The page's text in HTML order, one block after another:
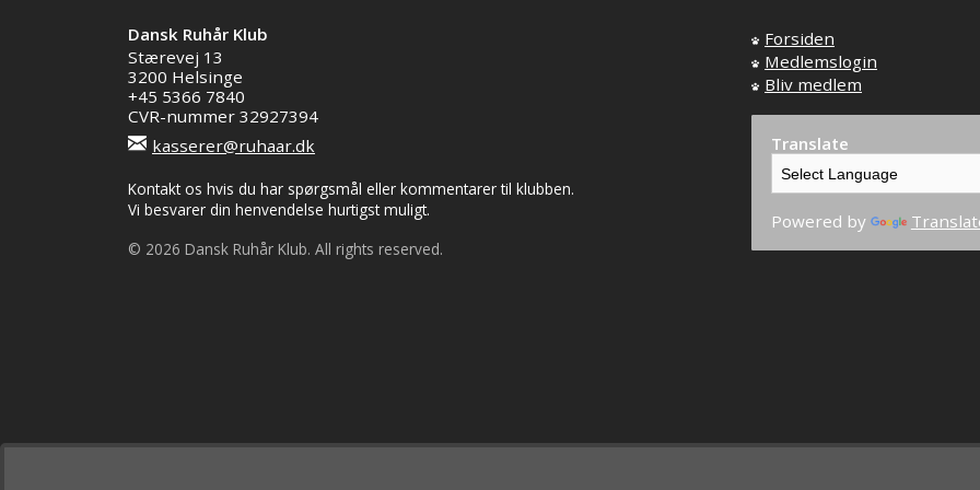
Dansk Ruhår Klub
Stærevej 13
3200 Helsinge
+45 5366 7840
CVR-nummer 32927394
kasserer@ruhaar.dk
Kontakt os hvis du har spørgsmål eller kommentarer til klubben.
Vi besvarer din henvendelse hurtigst muligt.
© 2026 Dansk Ruhår Klub. All rights reserved.
Forsiden
Medlemslogin
Bliv medlem
Translate
Powered by